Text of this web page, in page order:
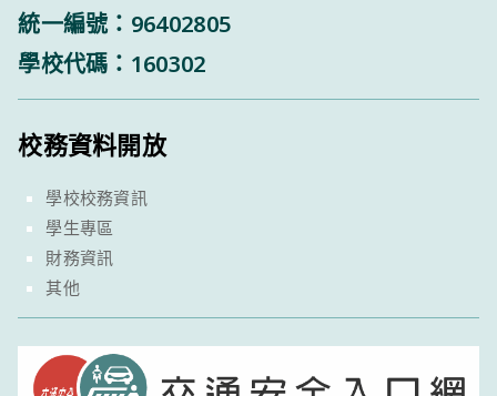
統一編號：96402805
學校代碼：160302
校務資料開放
學校校務資訊
學生專區
財務資訊
其他